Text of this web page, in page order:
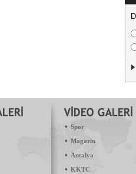
• Spor
• Magazin
• Antalya
• KKTC